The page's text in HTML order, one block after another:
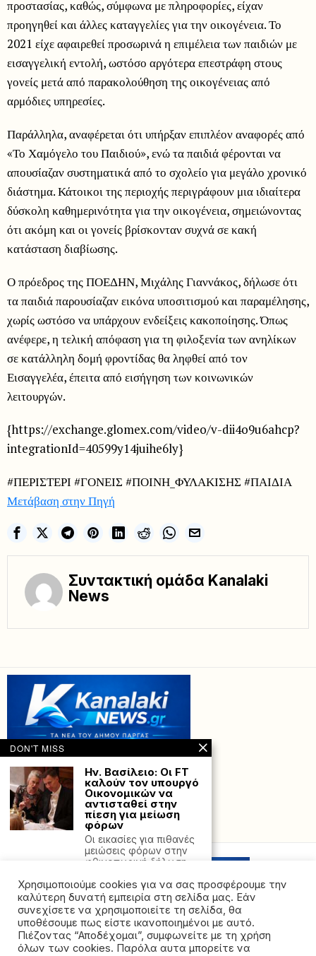
προστασίας, καθώς, σύμφωνα με πληροφορίες, είχαν
προηγηθεί και άλλες καταγγελίες για την οικογένεια. Το
2021 είχε αφαιρεθεί προσωρινά η επιμέλεια των παιδιών με
εισαγγελική εντολή, ωστόσο αργότερα επεστράφη στους
γονείς μετά από παρακολούθηση της οικογένειας από
αρμόδιες υπηρεσίες.
Παράλληλα, αναφέρεται ότι υπήρξαν επιπλέον αναφορές από
«Το Χαμόγελο του Παιδιού», ενώ τα παιδιά φέρονται να
απουσίαζαν συστηματικά από το σχολείο για μεγάλο χρονικό
διάστημα. Κάτοικοι της περιοχής περιγράφουν μια ιδιαίτερα
δύσκολη καθημερινότητα για την οικογένεια, σημειώνοντας
ότι ακόμη και οι γονείς βρίσκονταν συχνά σε κακή
κατάσταση διαβίωσης.
Ο πρόεδρος της ΠΟΕΔΗΝ, Μιχάλης Γιαννάκος, δήλωσε ότι
τα παιδιά παρουσίαζαν εικόνα υποσιτισμού και παραμέλησης,
χωρίς ωστόσο να υπάρχουν ενδείξεις κακοποίησης. Όπως
ανέφερε, η τελική απόφαση για τη φιλοξενία των ανηλίκων
σε κατάλληλη δομή φροντίδας θα ληφθεί από τον
Εισαγγελέα, έπειτα από εισήγηση των κοινωνικών
λειτουργών.
{https://exchange.glomex.com/video/v-dii4o9u6ahcp?
integrationId=40599y14juihe6ly}
#ΠΕΡΙΣΤΕΡΙ #ΓΟΝΕΙΣ #ΠΟΙΝΗ_ΦΥΛΑΚΙΣΗΣ #ΠΑΙΔΙΑ
Μετάβαση στην Πηγή
Συντακτική ομάδα Kanalaki
News
Powered with by Hostville”)
©2026 - All rights reserved. Απαγορεύεται ρητά η
Χρησιμοποιούμε cookies για να σας προσφέρουμε την
καλύτερη δυνατή εμπειρία στη σελίδα μας. Εάν
συνεχίσετε να χρησιμοποιείτε τη σελίδα, θα
υποθέσουμε πως είστε ικανοποιημένοι με αυτό.
Πιέζοντας “Αποδέχομαι”, συμφωνείτε με τη χρήση
όλων των cookies. Παρόλα αυτα μπορείτε να
DON'T MISS
Ην. Βασίλειο: Οι FT
καλούν τον υπουργό
Οικονομικών να
αντισταθεί στην
πίεση για μείωση
φόρων
Οι εικασίες για πιθανές
μειώσεις φόρων στην
φθινοπωρινή δήλωση
ΗΠΑ: Η Βουλή των
Αντιπροσώπων
απέρριψε την
παράταση του
προϋπολογισμού –
Κίνδυνος shutdown